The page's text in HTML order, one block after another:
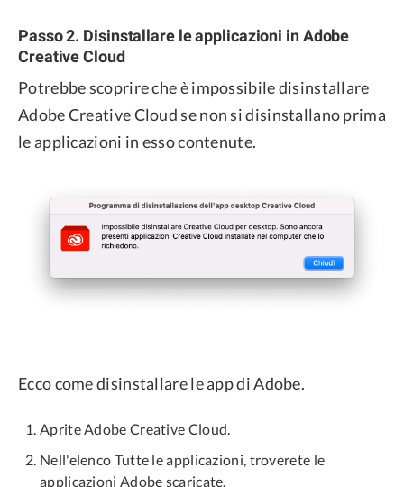
Passo 2. Disinstallare le applicazioni in Adobe
Creative Cloud
Potrebbe scoprire che è impossibile disinstallare
Adobe Creative Cloud se non si disinstallano prima
le applicazioni in esso contenute.
Ecco come disinstallare le app di Adobe.
Aprite Adobe Creative Cloud.
Nell'elenco Tutte le applicazioni, troverete le
applicazioni Adobe scaricate.